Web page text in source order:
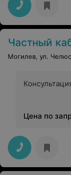
Частный кабинет
Могилев, ул.
Цена по